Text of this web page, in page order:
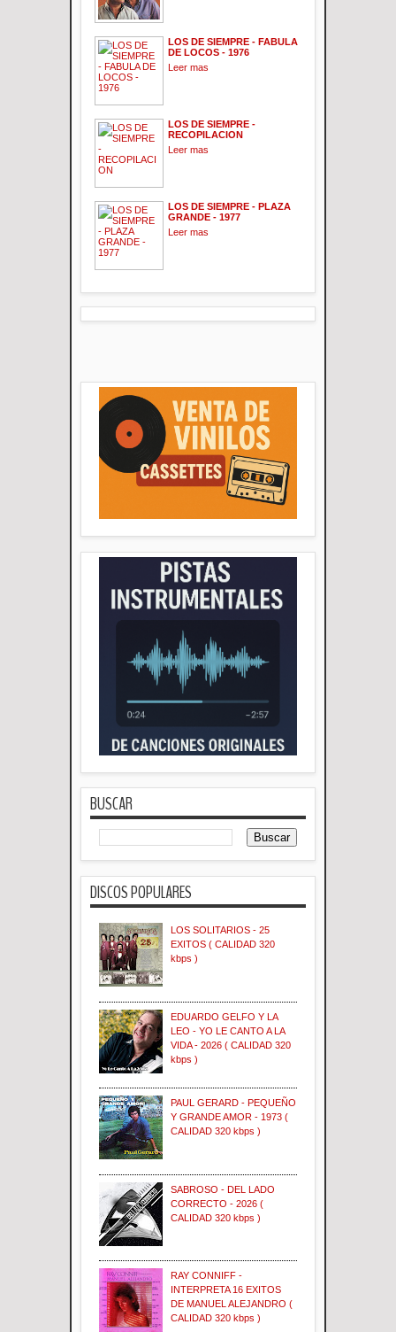
LOS DE SIEMPRE - FABULA
DE LOCOS - 1976
Leer mas
LOS DE SIEMPRE -
RECOPILACION
Leer mas
LOS DE SIEMPRE - PLAZA
GRANDE - 1977
Leer mas
BUSCAR
DISCOS POPULARES
LOS SOLITARIOS - 25
EXITOS ( CALIDAD 320
kbps )
EDUARDO GELFO Y LA
LEO - YO LE CANTO A LA
VIDA - 2026 ( CALIDAD 320
kbps )
PAUL GERARD - PEQUEÑO
Y GRANDE AMOR - 1973 (
CALIDAD 320 kbps )
SABROSO - DEL LADO
CORRECTO - 2026 (
CALIDAD 320 kbps )
RAY CONNIFF -
INTERPRETA 16 EXITOS
DE MANUEL ALEJANDRO (
CALIDAD 320 kbps )